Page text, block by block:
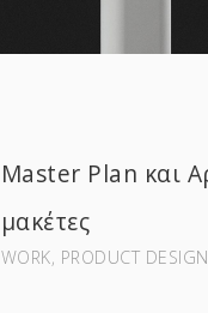
Master Plan και
μακέτες
WORK‚ PRODUCT